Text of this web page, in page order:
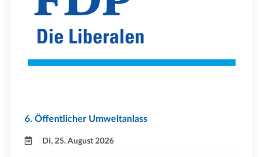
6. Öffentlicher Umweltanlass
Di, 25. August 2026